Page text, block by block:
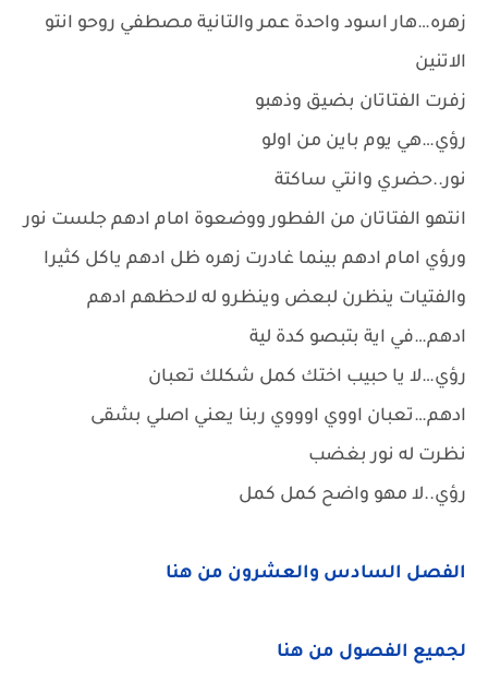
زهره…هار اسود واحدة عمر والتانية مصطفي روحو انتو
الاتنين
زفرت الفتاتان بضيق وذهبو
رؤي…هي يوم باين من اولو
نور..حضري وانتي ساكتة
انتهو الفتاتان من الفطور ووضعوة امام ادهم جلست نور
ورؤي امام ادهم بينما غادرت زهره ظل ادهم ياكل كثيرا
والفتيات ينظرن لبعض وينظرو له لاحظهم ادهم
ادهم…في اية بتبصو كدة لية
رؤي…لا يا حبيب اختك كمل شكلك تعبان
ادهم…تعبان اووي اوووي ربنا يعني اصلي بشقى
نظرت له نور بغضب
رؤي..لا مهو واضح كمل كمل
الفصل السادس والعشرون من هنا
لجميع الفصول من هنا